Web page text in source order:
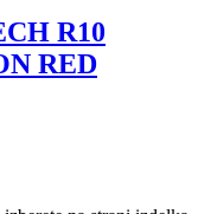
R10
RED